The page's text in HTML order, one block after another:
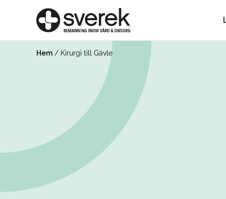
Hem / Kirurgi till Gävle